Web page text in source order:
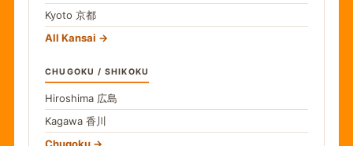
Kyoto 京都
All Kansai
CHUGOKU / SHIKOKU
Hiroshima 広島
Kagawa 香川